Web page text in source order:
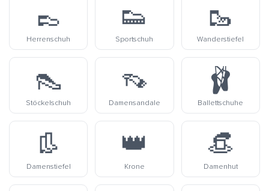
👞
Herrenschuh
👟
Sportschuh
🥾
Wanderstiefel
👠
Stöckelschuh
👡
Damensandale
🩰
Ballettschuhe
👢
Damenstiefel
👑
Krone
👒
Damenhut